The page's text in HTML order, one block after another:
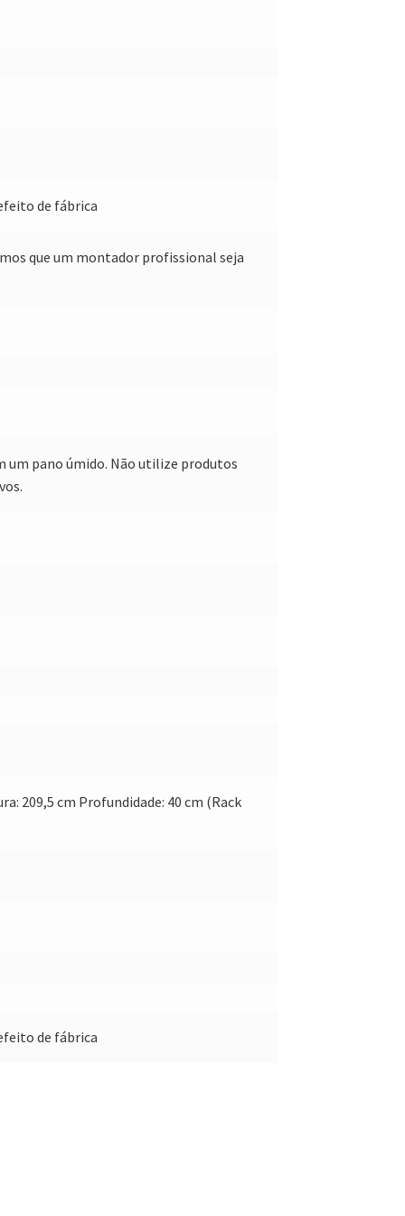
de fábrica
que um montador profissional seja
um pano úmido. Não utilize produtos
209,5 cm Profundidade: 40 cm (Rack
de fábrica